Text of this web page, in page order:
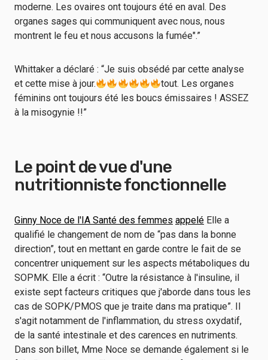
moderne. Les ovaires ont toujours été en aval. Des
organes sages qui communiquent avec nous, nous
montrent le feu et nous accusons la fumée".”
Whittaker a déclaré : “Je suis obsédé par cette analyse
et cette mise à jour.
tout. Les organes
féminins ont toujours été les boucs émissaires ! ASSEZ
à la misogynie !!”
Le point de vue d'une
nutritionniste fonctionnelle
Ginny Noce de l'IA Santé des femmes appelé Elle a
qualifié le changement de nom de “pas dans la bonne
direction”, tout en mettant en garde contre le fait de se
concentrer uniquement sur les aspects métaboliques du
SOPMK. Elle a écrit : “Outre la résistance à l'insuline, il
existe sept facteurs critiques que j'aborde dans tous les
cas de SOPK/PMOS que je traite dans ma pratique”. Il
s'agit notamment de l'inflammation, du stress oxydatif,
de la santé intestinale et des carences en nutriments.
Dans son billet, Mme Noce se demande également si le